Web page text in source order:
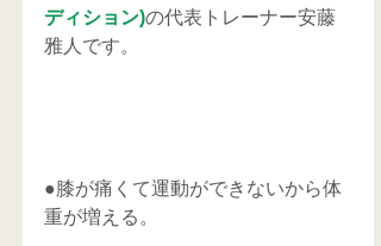
ディション)の代表トレーナー安藤
雅人です。
●膝が痛くて運動ができないから体
重が増える。